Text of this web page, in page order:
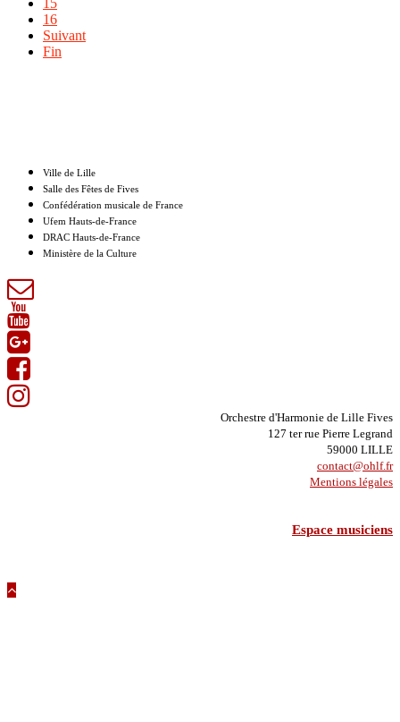
15
16
Suivant
Fin
Ville de Lille
Salle des Fêtes de Fives
Confédération musicale de France
Ufem Hauts-de-France
DRAC Hauts-de-France
Ministère de la Culture
Orchestre d'Harmonie de Lille Fives
127 ter rue Pierre Legrand
59000 LILLE
contact@ohlf.fr
Mentions légales
Espace musiciens